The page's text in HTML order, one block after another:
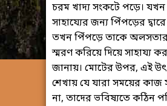
চরম খাদ্য সংকটে পড়ে। যখন
সাহায্যের জন্য পিঁপড়ের
তখন পিঁপড়ে তাকে
স্মরণ করিয়ে দিয়ে সাহায্য
জানায়। মোটের উপর, এই
শেখায় যে যারা সময়ের কাজ
না, তাদের ভবিষ্যতে কঠিন